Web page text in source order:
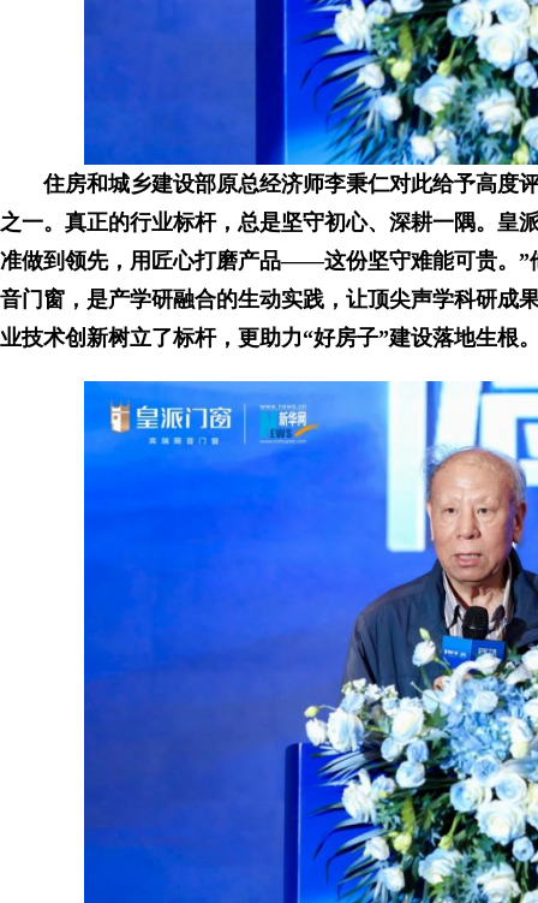
住房和城乡建设部原总经济师李秉仁对此给予高度
之一。真正的行业标杆，总是坚守初心、深耕一隅。皇
准做到领先，用匠心打磨产品——这份坚守难能可贵。”
音门窗，是产学研融合的生动实践，让顶尖声学科研成
业技术创新树立了标杆，更助力“好房子”建设落地生根